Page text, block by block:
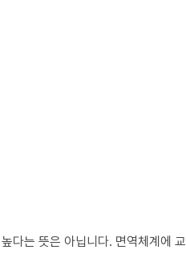
는 뜻은 아닙니다. 면역체계에